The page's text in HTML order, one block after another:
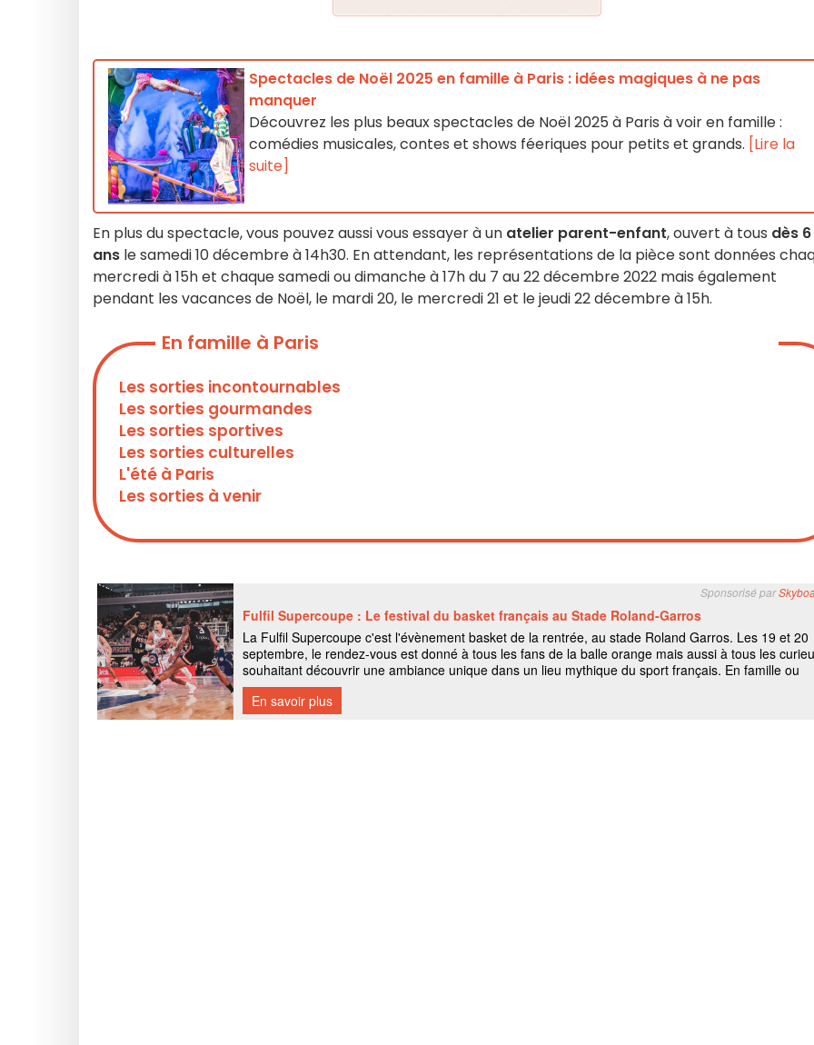
Spectacles de Noël 2025 en famille à Paris : idées magiques à ne pas
manquer
Découvrez les plus beaux spectacles de Noël 2025 à Paris à voir en famille :
comédies musicales, contes et shows féeriques pour petits et grands. [Lire la
suite]
En plus du spectacle, vous pouvez aussi vous essayer à un atelier parent-enfant, ouvert à tous dès 6
ans le samedi 10 décembre à 14h30. En attendant, les représentations de la pièce sont données
mercredi à 15h et chaque samedi ou dimanche à 17h du 7 au 22 décembre 2022 mais également
pendant les vacances de Noël, le mardi 20, le mercredi 21 et le jeudi 22 décembre à 15h.
En famille à Paris
Les sorties incontournables
Les sorties gourmandes
Les sorties sportives
Les sorties culturelles
L'été à Paris
Les sorties à venir